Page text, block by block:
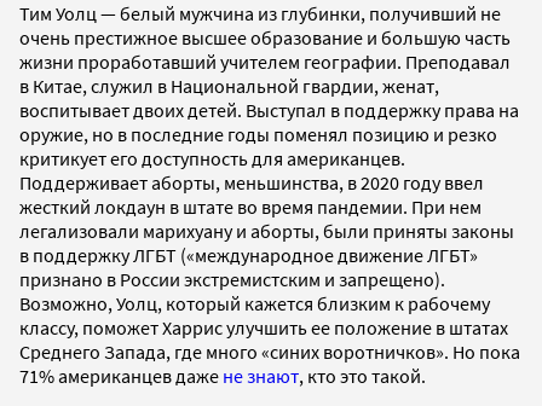
Тим Уолц — белый мужчина из глубинки, получивший не
очень престижное высшее образование и большую часть
жизни проработавший учителем географии. Преподавал
в Китае, служил в Национальной гвардии, женат,
воспитывает двоих детей. Выступал в поддержку права на
оружие, но в последние годы поменял позицию и резко
критикует его доступность для американцев.
Поддерживает аборты, меньшинства, в 2020 году ввел
жесткий локдаун в штате во время пандемии. При нем
легализовали марихуану и аборты, были приняты законы
в поддержку ЛГБТ («международное движение ЛГБТ»
признано в России экстремистским и запрещено).
Возможно, Уолц, который кажется близким к рабочему
классу, поможет Харрис улучшить ее положение в штатах
Среднего Запада, где много «синих воротничков». Но пока
71% американцев даже не знают, кто это такой.